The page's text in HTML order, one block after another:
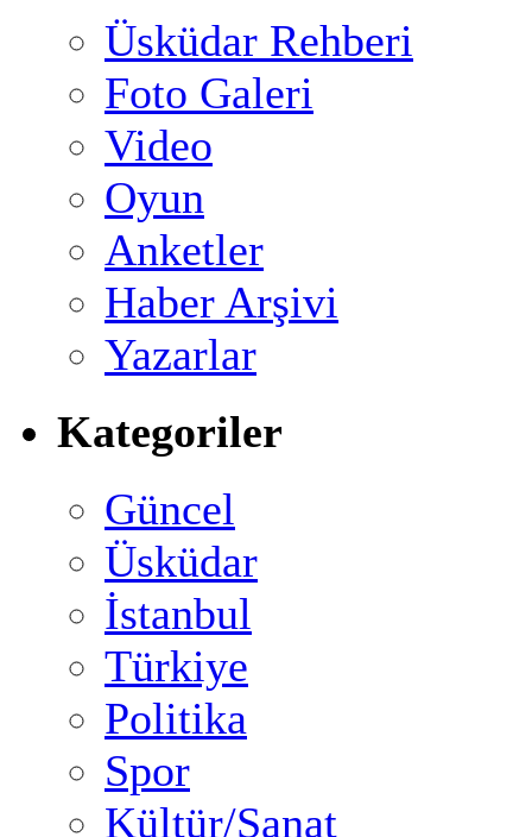
Üsküdar Rehberi
Foto Galeri
Video
Oyun
Anketler
Haber Arşivi
Yazarlar
Kategoriler
Güncel
Üsküdar
İstanbul
Türkiye
Politika
Spor
Kültür/Sanat